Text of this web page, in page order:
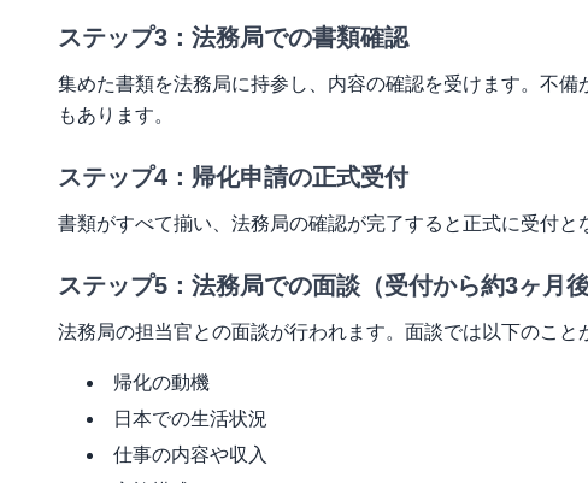
ステップ3：法務局での書類確認
集めた書類を法務局に持参し、内容の確認を受けます。不
もあります。
ステップ4：帰化申請の正式受付
書類がすべて揃い、法務局の確認が完了すると正式に受付と
ステップ5：法務局での面談（受付から約3ヶ月後
法務局の担当官との面談が行われます。面談では以下のこと
帰化の動機
日本での生活状況
仕事の内容や収入